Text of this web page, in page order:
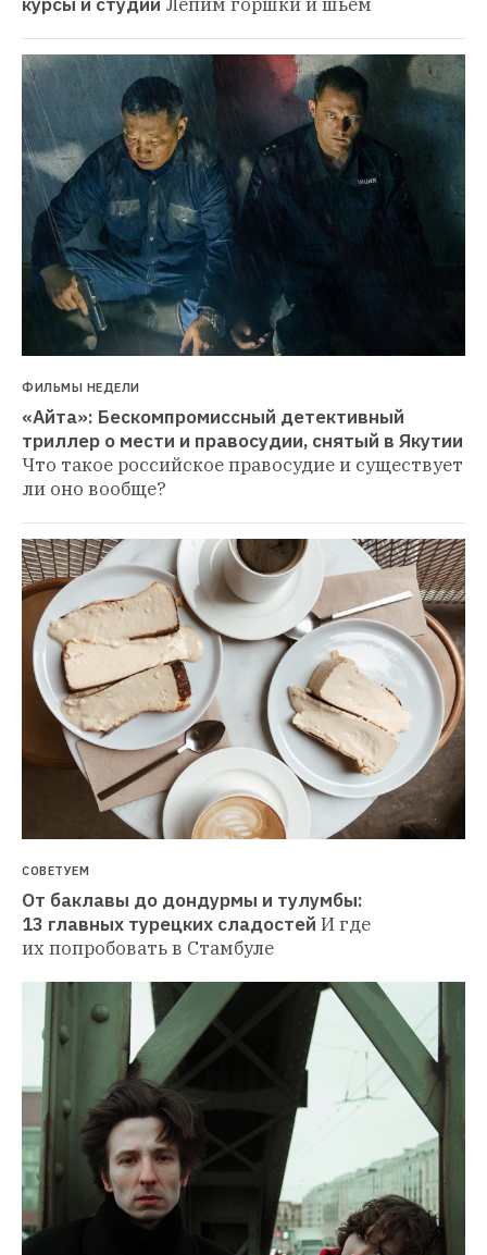
курсы и студии Лепим горшки и шьем
ФИЛЬМЫ НЕДЕЛИ
«Айта»: Бескомпромиссный детективный
триллер о мести и правосудии, снятый в Якутии
Что такое российское правосудие и существует
ли оно вообще?
СОВЕТУЕМ
От баклавы до дондурмы и тулумбы:
13 главных турецких сладостей И где
их попробовать в Стамбуле